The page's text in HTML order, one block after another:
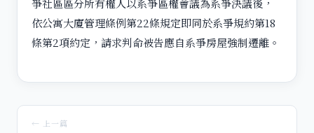
依公寓大廈管理條例第22條規定即同於系爭規約第18
條第2項約定，請求判命被告應自系爭房屋強制遷離。
← 上一篇